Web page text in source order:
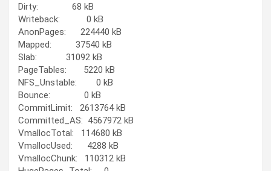
Dirty: 68 kB
Writeback: 0 kB
AnonPages: 224440 kB
Mapped: 37540 kB
Slab: 31092 kB
PageTables: 5220 kB
NFS_Unstable: 0 kB
Bounce: 0 kB
CommitLimit: 2613764 kB
Committed_AS: 4567972 kB
VmallocTotal: 114680 kB
VmallocUsed: 4288 kB
VmallocChunk: 110312 kB